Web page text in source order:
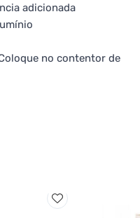
adicionada
no contentor de